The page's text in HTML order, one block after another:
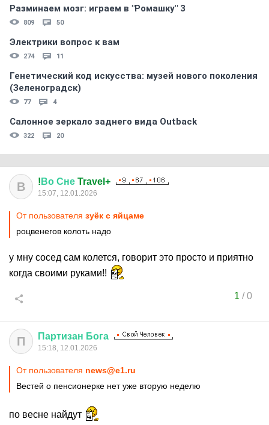
Разминаем мозг: играем в "Ромашку" 3
809 50
Электрики вопрос к вам
274 11
Генетический код искусства: музей нового поколения
(Зеленоградск)
77 4
Салонное зеркало заднего вида Outback
322 20
В ! Во Сне Travel+
15:07, 12.01.2026
От пользователя зуёк с яйцаме
роцвенегов колоть надо
у мну сосед сам колется, говорит это просто и приятно
когда своими руками!!
1 /0
П Партизан Бога
15:18, 12.01.2026
От пользователя news@e1.ru
Вестей о пенсионерке нет уже вторую неделю
по весне найдут